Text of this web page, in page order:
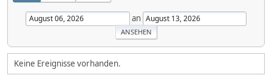
an
Keine Ereignisse vorhanden.